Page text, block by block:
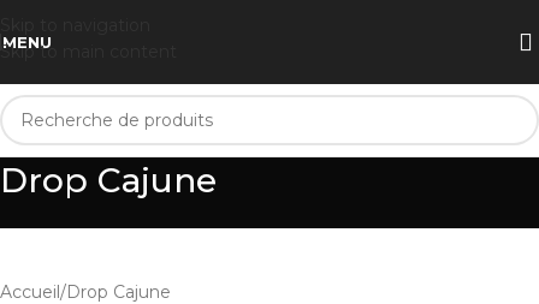
Skip to main content
MENU
Drop Cajune
Accueil Drop Cajune